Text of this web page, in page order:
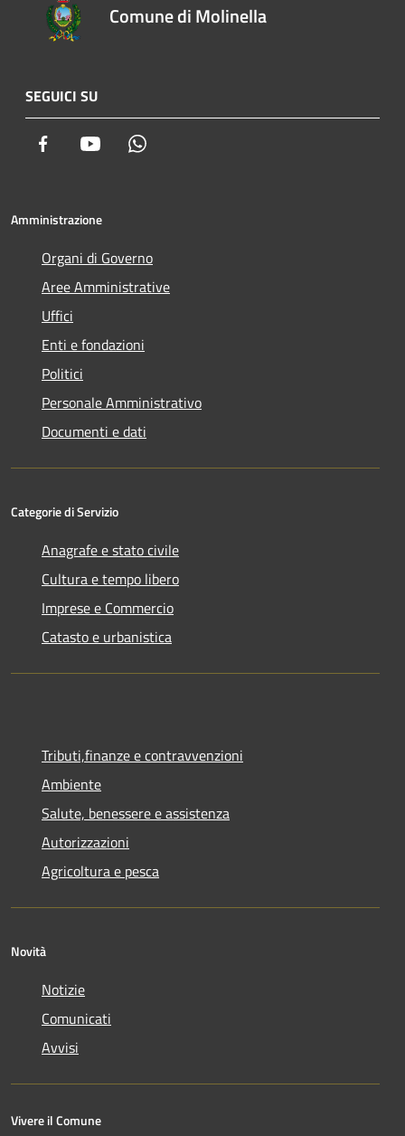
Comune di Molinella
SEGUICI SU
Facebook Youtube
Amministrazione
Organi di Governo
Aree Amministrative
Uffici
Enti e fondazioni
Politici
Personale Amministrativo
Documenti e dati
Categorie di Servizio
Anagrafe e stato civile
Cultura e tempo libero
Imprese e Commercio
Catasto e urbanistica
Tributi,finanze e contravvenzioni
Ambiente
Salute, benessere e assistenza
Autorizzazioni
Agricoltura e pesca
Novità
Notizie
Comunicati
Avvisi
Vivere il Comune